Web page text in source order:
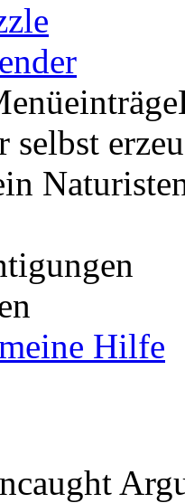
Hilfe